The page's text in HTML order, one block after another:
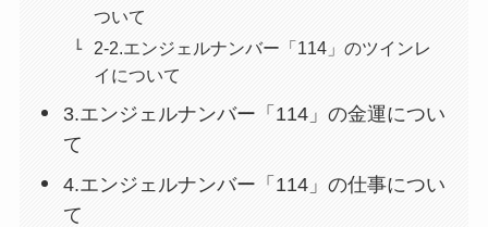
ついて
2-2.エンジェルナンバー「114」のツインレ
イについて
3.エンジェルナンバー「114」の金運につい
て
4.エンジェルナンバー「114」の仕事につい
て